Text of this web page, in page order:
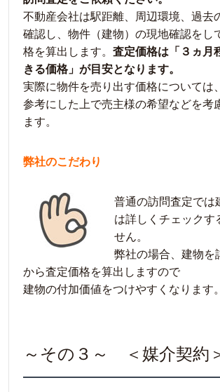
不動産会社は駅距離、周辺環境、過去
確認し、物件（建物）の現地確認をし
格を算出します。 査定価格は「３ヵ月
きる価格」が目安となります。
実際に物件を売り出す価格については
参考にした上で売主様の希望などを考
ます。
弊社のこだわり
普通の訪問査定では
は詳しくチェックす
せん。
弊社の場合、建物を
から査定価格を算出しますので
建物の付加価値をつけやすくなります。
～その３～ ＜媒介契約